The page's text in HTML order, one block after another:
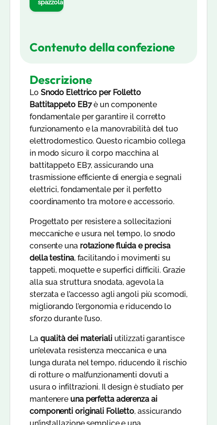
spazzola
Contenuto della confezione
Descrizione
Lo Snodo Elettrico per Folletto
Battitappeto EB7è un componente
fondamentale per garantire il corretto
funzionamento e la manovrabilità del tuo
elettrodomestico. Questo ricambio collega
in modo sicuro il corpo macchina al
battitappeto EB7, assicurando una
trasmissione efficiente di energia e segnali
elettrici, fondamentale per il perfetto
coordinamento tra motore e accessorio.
Progettato per resistere a sollecitazioni
meccaniche e usura nel tempo, lo snodo
consente una rotazione fluida e precisa
della testina, facilitando i movimenti su
tappeti, moquette e superfici difficili. Grazie
alla sua struttura snodata, agevola la
sterzata e l’accesso agli angoli più scomodi,
migliorando l’ergonomia e riducendo lo
sforzo durante l’uso.
La qualità dei materialiutilizzati garantisce
un’elevata resistenza meccanica e una
lunga durata nel tempo, riducendo il rischio
di rotture o malfunzionamenti dovuti a
usura o infiltrazioni. Il design è studiato per
mantenere una perfetta aderenza ai
componenti originali Folletto, assicurando